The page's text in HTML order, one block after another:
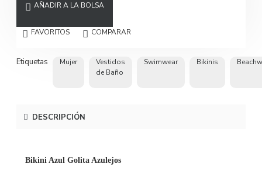
AÑADIR A LA BOLSA
FAVORITOS COMPARAR
Etiquetas Mujer
Vestidos
de Baño
Swimwear Bikinis
DESCRIPCIÓN
Bikini Azul Golita Azulejos